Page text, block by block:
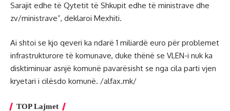
Sarajit edhe të Qytetit të Shkupit edhe të ministrave dhe
zv/ministrave”, deklaroi Mexhiti.
Ai shtoi se kjo qeveri ka ndarë 1 miliardë euro për problemet
infrastrukturore të komunave, duke thënë se VLEN-i nuk ka
disktiminuar asnjë komunë pavarësisht se nga cila parti vjen
kryetari i cilësdo komunë. /alfax.mk/
TOP Lajmet